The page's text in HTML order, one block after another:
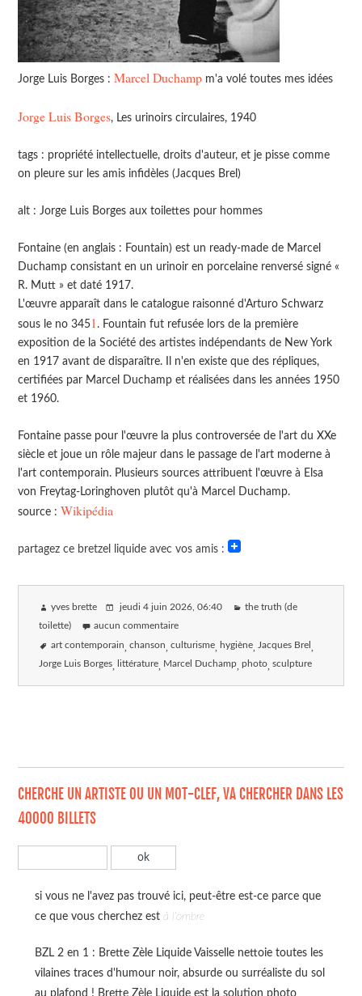
Jorge Luis Borges :Marcel Duchamp m'a volé toutes mes idées
Jorge Luis Borges, Les urinoirs circulaires, 1940
tags : propriété intellectuelle, droits d'auteur, et je pisse comme
on pleure sur les amis infidèles (Jacques Brel)
alt : Jorge Luis Borges aux toilettes pour hommes
Fontaine (en anglais : Fountain) est un ready-made de Marcel
Duchamp consistant en un urinoir en porcelaine renversé signé «
R. Mutt » et daté 1917.
L'œuvre apparaît dans le catalogue raisonné d'Arturo Schwarz
sous le no 3451 . Fountain fut refusée lors de la première
exposition de la Société des artistes indépendants de New York
en 1917 avant de disparaître. Il n'en existe que des répliques,
certifiées par Marcel Duchamp et réalisées dans les années 1950
et 1960.
Fontaine passe pour l'œuvre la plus controversée de l'art du XXe
siècle et joue un rôle majeur dans le passage de l'art moderne à
l'art contemporain. Plusieurs sources attribuent l'œuvre à Elsa
von Freytag-Loringhoven plutôt qu'à Marcel Duchamp.
source : Wikipédia
partagez ce bretzel liquide avec vos amis :
yves brette jeudi 4 juin 2026 , 06:40 the truth (de
toilette) aucun commentaire
art contemporain chanson culturisme hygiène Jacques Brel
Jorge Luis Borges littérature Marcel Duchamp photo sculpture
CHERCHE UN ARTISTE OU UN MOT-CLEF, VA CHERCHER DANS LES
40000 BILLETS
si vous ne l'avez pas trouvé ici, peut-être est-ce parce que
ce que vous cherchez est à l'ombre
BZL 2 en 1 : Brette Zèle Liquide Vaisselle nettoie toutes les
vilaines traces d'humour noir, absurde ou surréaliste du sol
au plafond ! Brette Zèle Liquide est la solution photo